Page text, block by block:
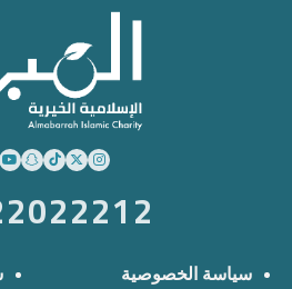
سياسة الخصوصية